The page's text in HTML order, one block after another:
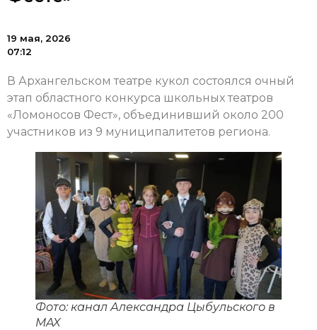
19 мая, 2026
07:12
В Архангельском театре кукол состоялся очный
этап областного конкурса школьных театров
«Ломоносов Фест», объединивший около 200
участников из 9 муниципалитетов региона.
Фото: канал Александра Цыбульского в
MAX